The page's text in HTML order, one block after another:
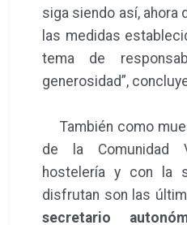
siga siendo así, ahora
las medidas
tema de
generosidad”,
También como
de la Comunidad
hostelería y con la
disfrutan son las
secretario